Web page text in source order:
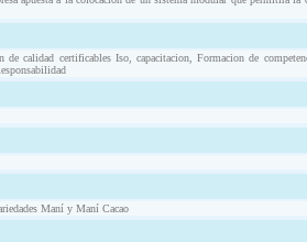
calidad certificables Iso, capacitacion, Formacion de
Maní y Maní Cacao